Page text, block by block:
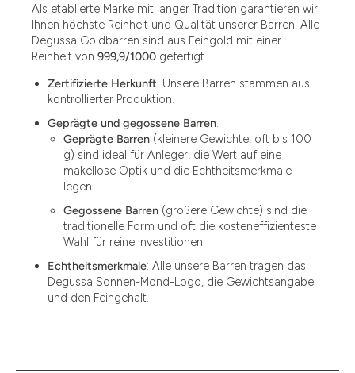
Als etablierte Marke mit langer Tradition garantieren wir
Ihnen höchste Reinheit und Qualität unserer Barren. Alle
Degussa Goldbarren sind aus Feingold mit einer
Reinheit von 999,9/1000 gefertigt.
Zertifizierte Herkunft: Unsere Barren stammen aus
kontrollierter Produktion.
Geprägte und gegossene Barren:
Geprägte Barren (kleinere Gewichte, oft bis 100
g) sind ideal für Anleger, die Wert auf eine
makellose Optik und die Echtheitsmerkmale
legen.
Gegossene Barren (größere Gewichte) sind die
traditionelle Form und oft die kosteneffizienteste
Wahl für reine Investitionen.
Echtheitsmerkmale: Alle unsere Barren tragen das
Degussa Sonnen-Mond-Logo, die Gewichtsangabe
und den Feingehalt.